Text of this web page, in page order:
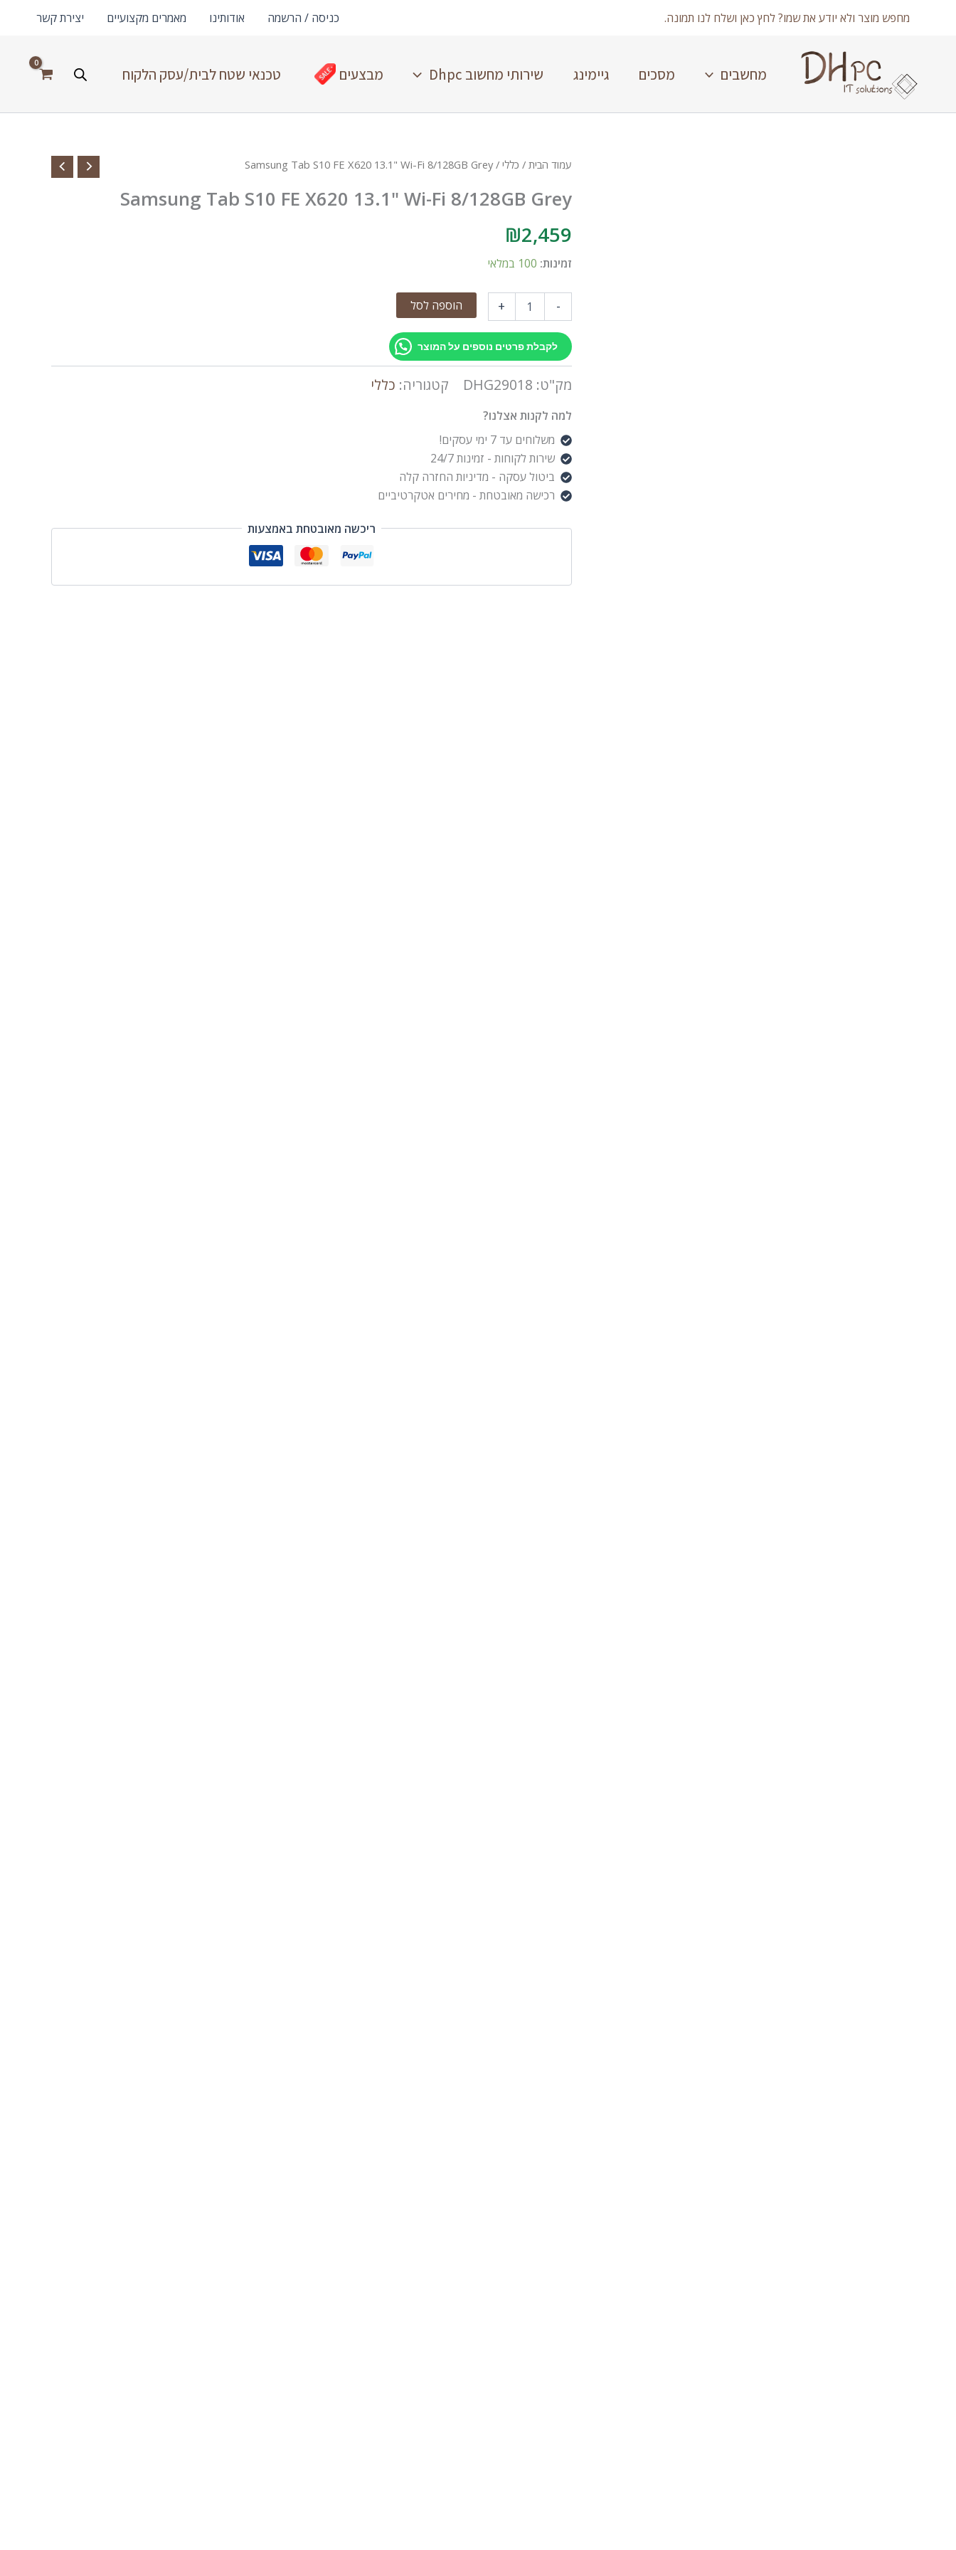
מחפש מוצר ולא יודע את שמו? לחץ כאן ושלח לנו תמונה. כניסה / הרשמה אודותינו מאמרים מקצועיים יצירת קשר
מחשבים מסכים גיימינג שירותי מחשוב Dhpc מבצעים טכנאי שטח לבית/עסק הלקוח
עמוד הבית / כללי / Samsung Tab S10 FE X620 13.1" Wi-Fi 8/128GB Grey
Samsung Tab S10 FE X620 13.1" Wi-Fi 8/128GB Grey
₪2,459
זמינות: 100 במלאי
-
+ הוספה לסל
לקבלת פרטים נוספים על המוצר
מק"ט: DHG29018 קטגוריה: כללי
למה לקנות אצלנו?
משלוחים עד 7 ימי עסקים!
שירות לקוחות - זמינות 24/7
ביטול עסקה - מדיניות החזרה קלה
רכישה מאובטחת - מחירים אטקרטיביים
ריכשה מאובטחת באמצעות